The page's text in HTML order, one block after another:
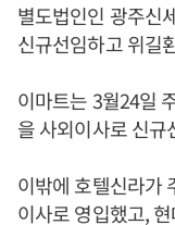
별도법인인 광주신
신규선임하고 위길
이마트는 3월24일
을 사외이사로 신규
이밖에 호텔신라가
이사로 영입했고,